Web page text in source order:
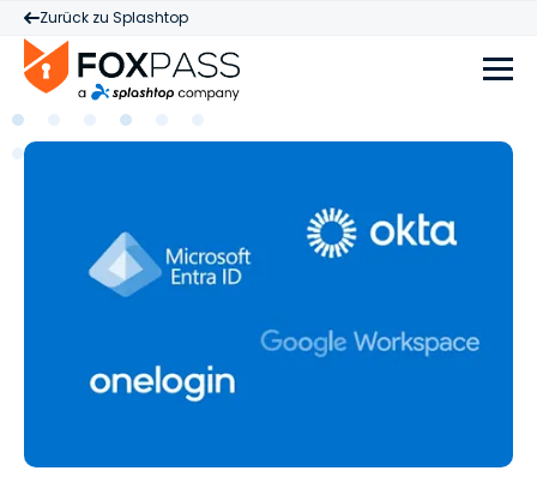
Zurück zu Splashtop